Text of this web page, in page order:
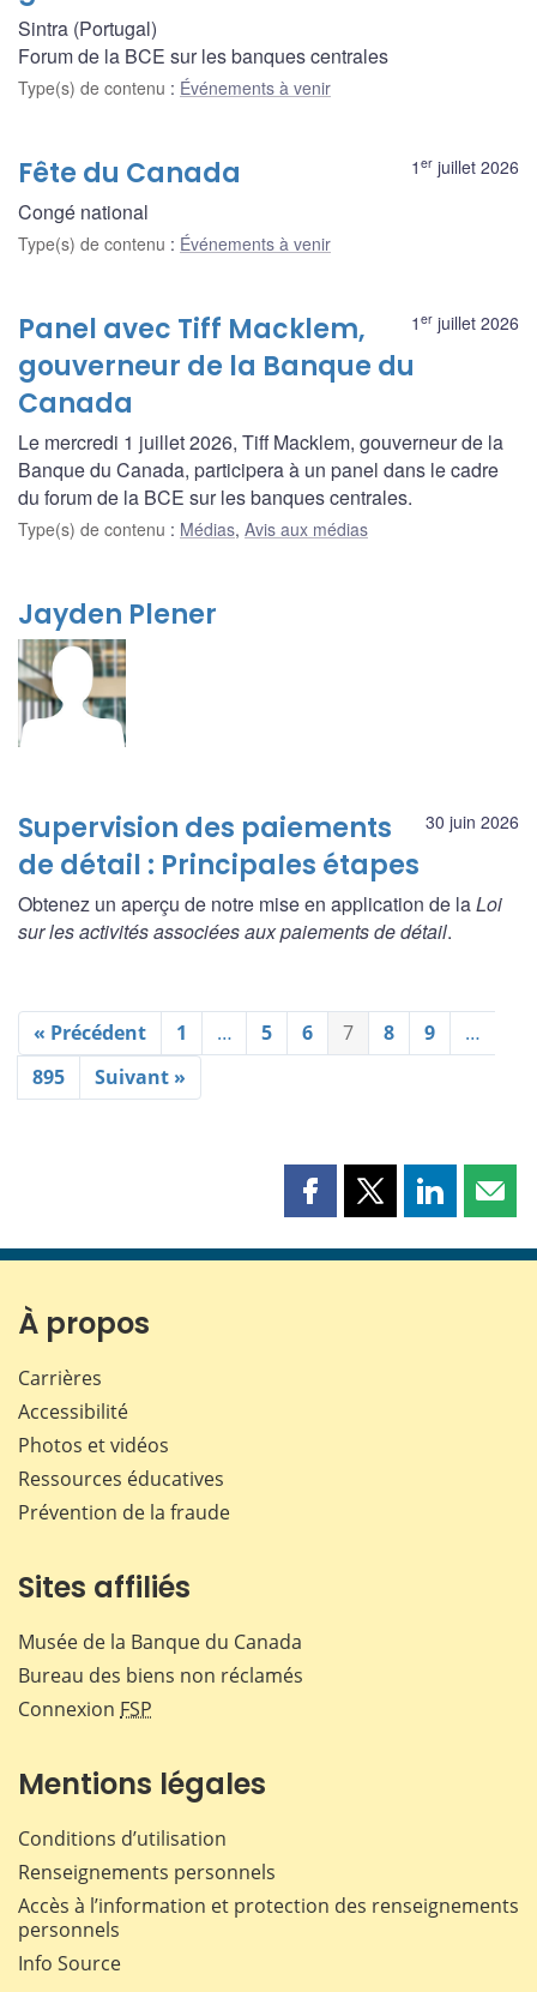
Sintra (Portugal)
Forum de la BCE sur les banques centrales
Type(s) de contenu : Événements à venir
1 er juillet 2026
Fête du Canada
Congé national
Type(s) de contenu : Événements à venir
1 er juillet 2026
Panel avec Tiff Macklem,
gouverneur de la Banque du
Canada
Le mercredi 1 juillet 2026, Tiff Macklem, gouverneur de la
Banque du Canada, participera à un panel dans le cadre
du forum de la BCE sur les banques centrales.
Type(s) de contenu : Médias, Avis aux médias
Jayden Plener
30 juin 2026
Supervision des paiements
de détail : Principales étapes
Obtenez un aperçu de notre mise en application de laLoi
sur les activités associées aux paiements de détail.
« Précédent 1 … 5 6 7 8 9
…
895
Suivant »
Partager
page
Partager
page
Partager
page page
À propos
Carrières
Accessibilité
Photos et vidéos
Ressources éducatives
Prévention de la fraude
Sites affiliés
Musée de la Banque du Canada
Bureau des biens non réclamés
Connexion FSP
Mentions légales
Conditions d’utilisation
Renseignements personnels
Accès à l’information et protection des renseignements
personnels
Info Source